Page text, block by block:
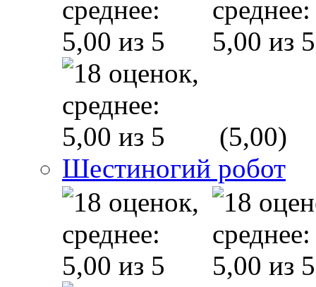
(5,00)
Шестиногий робот